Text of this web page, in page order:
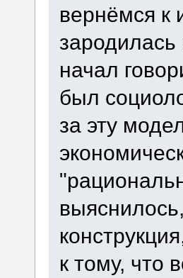
вернёмся к
начал
был
за эту
к тому, что